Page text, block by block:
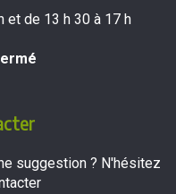
et de 13 h 30 à 17 h
suggestion ? N'hésitez